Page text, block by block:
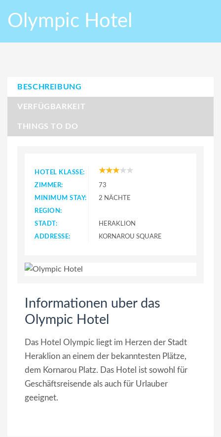
Olympic Hotel
BESCHREIBUNG
VERFÜGBARKEIT
THINGS TO DO
HOTEL KLASSE:
ZIMMER:
73
MINIMUM STAY:
2 NÄCHTE
REGION:
STADT:
HERAKLION
ADDRESSE:
KORNAROU SQUARE
Informationen uber das
Olympic Hotel
Das Hotel Olympic liegt im Herzen der Stadt
Heraklion an einem der bekanntesten Plätze,
dem Kornarou Platz. Das Hotel ist sowohl für
Geschäftsreisende als auch für Urlauber
geeignet.